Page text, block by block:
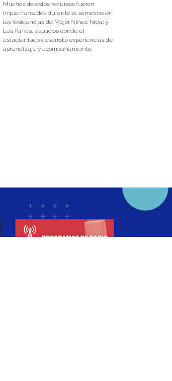
Muchos de estos recursos fueron
implementados durante el semestre en
las residencias de Mejor Niñez Nidal y
Las Parras, espacios donde el
estudiantado desarrolló experiencias de
aprendizaje y acompañamiento.